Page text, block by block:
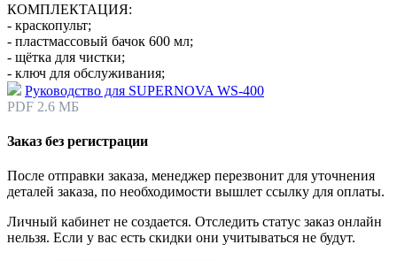
КОМПЛЕКТАЦИЯ:
- краскопульт;
- пластмассовый бачок 600 мл;
- щётка для чистки;
- ключ для обслуживания;
Руководство для SUPERNOVA WS-400
PDF 2.6 МБ
Заказ без регистрации
После отправки заказа, менеджер перезвонит для уточнения
деталей заказа, по необходимости вышлет ссылку для оплаты.
Личный кабинет не создается. Отследить статус заказ онлайн
нельзя. Если у вас есть скидки они учитываться не будут.